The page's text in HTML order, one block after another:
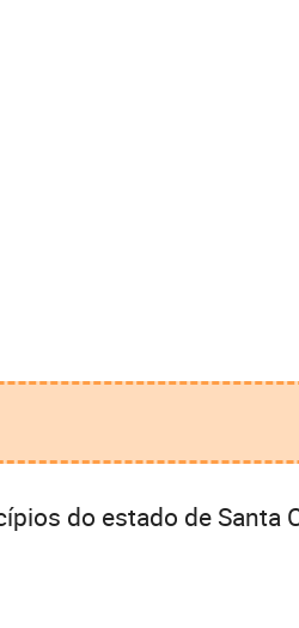
do estado de Santa